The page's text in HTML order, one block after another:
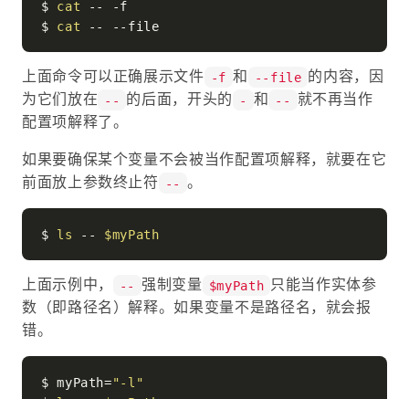
$ cat -- -f
$ cat
上面命令可以正确展示文件 -f 和 --file 的内容，因
为它们放在
-- 的后面，开头的 - 和 --
就不再当作
配置项解释了。
如果要确保某个变量不会被当作配置项解释，就要在它
前面放上参数终止符
-- 。
$ ls -- $myPath
上面示例中， -- 强制变量 $myPath 只能当作实体参
数（即路径名）解释。如果变量不是路径名，就会报
错。
$ myPath="-l"